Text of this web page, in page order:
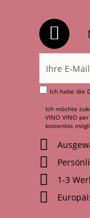
Ich habe die
Ich möchte
VINO VINO
kostenlos
1-3